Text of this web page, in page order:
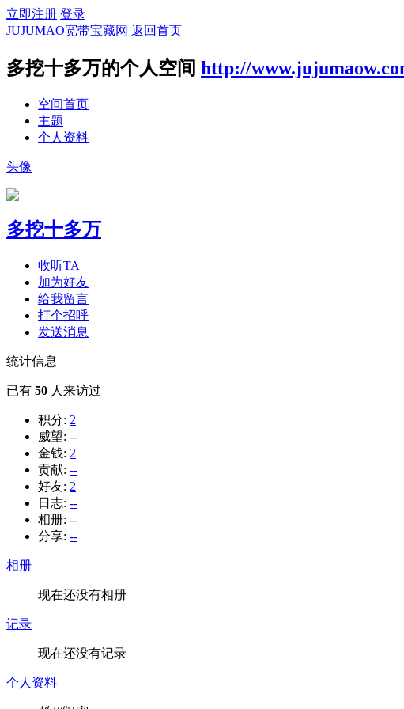
立即注册 登录
JUJUMAO宽带宝藏网 返回首页
多挖十多万的个人空间 http://
空间首页
主题
个人资料
头像
多挖十多万
收听TA
加为好友
给我留言
打个招呼
发送消息
统计信息
已有 50 人来访过
积分: 2
威望: --
金钱: 2
贡献: --
好友: 2
日志: --
相册: --
分享: --
相册
现在还没有相册
记录
现在还没有记录
个人资料